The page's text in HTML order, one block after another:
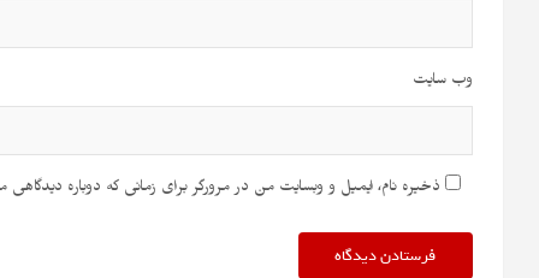
وب‌ سایت
ذخیره نام، ایمیل و وبسایت من در مرورگر برای زمانی که دوباره دیدگاهی